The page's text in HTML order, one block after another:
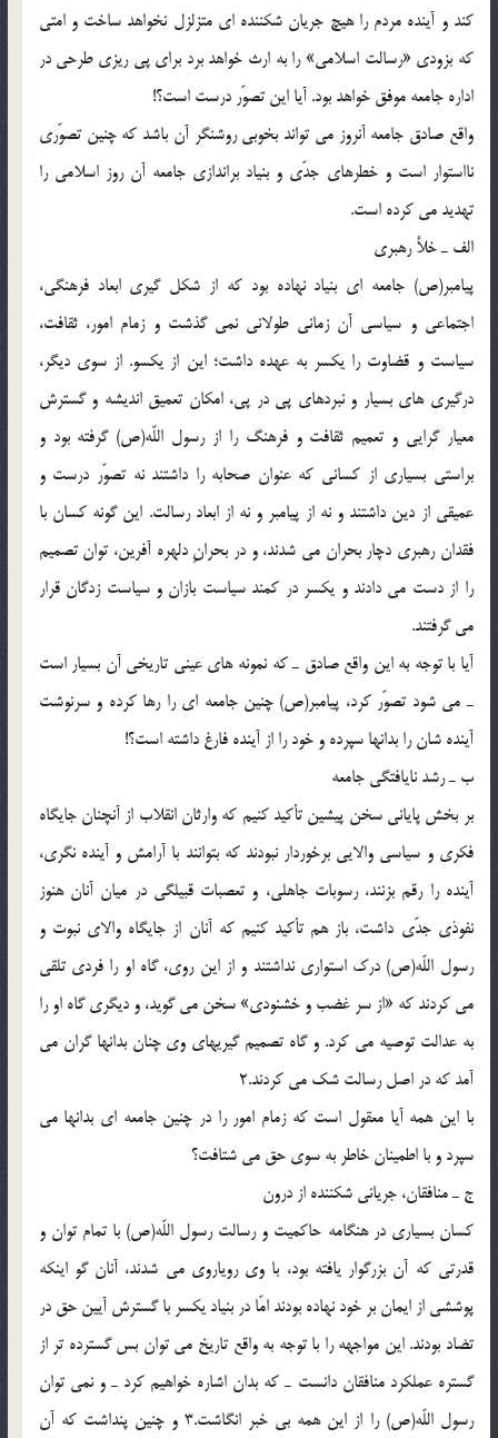
كند و آينده مردم را هيچ جريان شكننده اى متزلزل نخواهد ساخت و امتى
كه بزودى «رسالت اسلامى» را به ارث خواهد برد براى پى ريزى طرحى در
اداره جامعه موفق خواهد بود. آيا اين تصوّر درست است؟!
واقع صادق جامعه آنروز مى تواند بخوبى روشنگر آن باشد كه چنين تصوّرى
نااستوار است و خطرهاى جدّى و بنياد براندازى جامعه آن روز اسلامى را
تهديد مى كرده است.
الف ـ خلأ رهبرى
پيامبر(ص) جامعه اى بنياد نهاده بود كه از شكل گيرى ابعاد فرهنگى،
اجتماعى و سياسى آن زمانى طولانى نمى گذشت و زمام امور، ثقافت،
سياست و قضاوت را يكسر به عهده داشت؛ اين از يكسو. از سوى ديگر،
درگيرى هاى بسيار و نبردهاى پى در پى، امكان تعميق انديشه و گسترش
معيار گرايى و تعميم ثقافت و فرهنگ را از رسول اللّه(ص) گرفته بود و
براستى بسيارى از كسانى كه عنوان صحابه را داشتند نه تصوّر درست و
عميقى از دين داشتند و نه از پيامبر و نه از ابعاد رسالت. اين گونه كسان با
فقدان رهبرى دچار بحران مى شدند، و در بحرانِ دلهره آفرين، توان تصميم
را از دست مى دادند و يكسر در كمند سياست بازان و سياست زدگان قرار
مى گرفتند.
آيا با توجه به اين واقع صادق ـ كه نمونه هاى عينى تاريخى آن بسيار است
ـ مى شود تصوّر كرد، پيامبر(ص) چنين جامعه اى را رها كرده و سرنوشت
آينده شان را بدانها سپرده و خود را از آينده فارغ داشته است؟!
ب ـ رشد نايافتگى جامعه
بر بخش پايانى سخن پيشين تأكيد كنيم كه وارثان انقلاب از آنچنان جايگاه
فكرى و سياسى والايى برخوردار نبودند كه بتوانند با آرامش و آينده نگرى،
آينده را رقم بزنند، رسوبات جاهلى، و تعصبات قبيلگى در ميان آنان هنوز
نفوذى جدّى داشت، باز هم تأكيد كنيم كه آنان از جايگاه والاى نبوت و
رسول اللّه(ص) درك استوارى نداشتند و از اين روى، گاه او را فردى تلقى
مى كردند كه «از سر غضب و خشنودى» سخن مى گويد، و ديگرى گاه او را
به عدالت توصيه مى كرد. و گاه تصميم گيريهاى وى چنان بدانها گران مى
آمد كه در اصل رسالت شك مى كردند.2
با اين همه آيا معقول است كه زمام امور را در چنين جامعه اى بدانها مى
سپرد و با اطمينان خاطر به سوى حق مى شتافت؟
ج ـ منافقان، جريانى شكننده از درون
كسان بسيارى در هنگامه حاكميت و رسالت رسول اللّه(ص) با تمام توان و
قدرتى كه آن بزرگوار يافته بود، با وى روياروى مى شدند، آنان گو اينكه
پوششى از ايمان بر خود نهاده بودند امّا در بنياد يكسر با گسترش آيين حق در
تضاد بودند. اين مواجهه را با توجه به واقع تاريخ مى توان بس گسترده تر از
گستره عملكرد منافقان دانست ـ كه بدان اشاره خواهيم كرد ـ و نمى توان
رسول اللّه(ص) را از اين همه بى خبر انگاشت.3 و چنين پنداشت كه آن